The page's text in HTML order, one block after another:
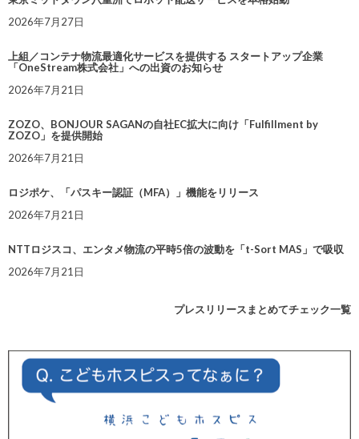
2026年7月27日
上組／コンテナ物流最適化サービスを提供する スタートアップ企業
「OneStream株式会社」への出資のお知らせ
2026年7月21日
ZOZO、BONJOUR SAGANの自社EC拡大に向け「Fulfillment by
ZOZO」を提供開始
2026年7月21日
ロジポケ、「パスキー認証（MFA）」機能をリリース
2026年7月21日
NTTロジスコ、エンタメ物流の平時5倍の波動を「t-Sort MAS」で吸収
2026年7月21日
プレスリリースまとめてチェック一覧